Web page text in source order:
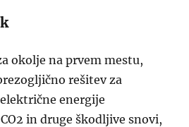
okolje na prvem mestu,
rešitev za
energije
in druge škodljive snovi,